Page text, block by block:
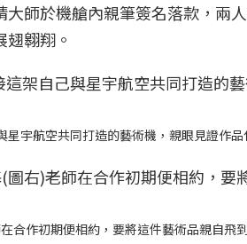
師於機艙內親筆簽名落款，兩
翱翔。
星宇航空共同打造的藝術機，親眼見證作
合作初期便相約，要將這件藝術品親自飛